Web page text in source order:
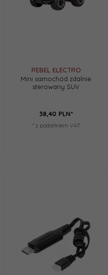
REBEL ELECTRO
Mini samochód zdalnie
sterowany SUV
38,40 PLN*
* z podatkiem VAT